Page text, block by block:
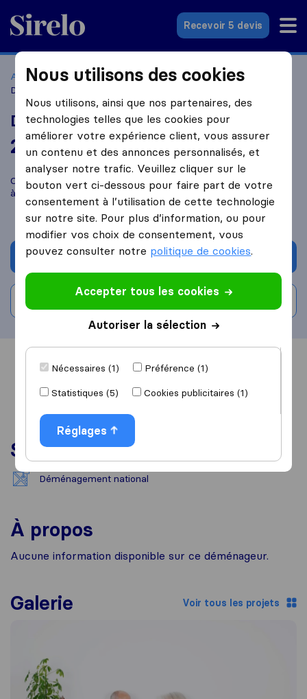
Sirelo.fr
Recevoir 5 devis
Accueil Déménageurs France
Déménageurs Tours
Déménageurs français
Déménageurs français
2,0 basé sur 1
avis Sirelo et Google
i
Comparez Déménageurs français avec d'autres déménageurs
à
Tours
Demander un devis
Rédiger un avis
Vue d'ensemble Avis
Services
Déménagement national
À propos
Aucune information disponible sur ce déménageur.
Galerie Voir tous les projets
Nous utilisons des cookies
Nous utilisons, ainsi que nos partenaires, des
technologies telles que les cookies pour
améliorer votre expérience client, vous assurer
un contenu et des annonces personnalisés, et
analyser notre trafic. Veuillez cliquer sur le
bouton vert ci-dessous pour faire part de votre
consentement à l’utilisation de cette technologie
sur notre site. Pour plus d’information, ou pour
modifier vos choix de consentement, vous
pouvez consulter notre politique de cookies.
Accepter tous les cookies
Autoriser la sélection
Nécessaires (1)
Préférence (1)
Statistiques (5)
Cookies publicitaires (1)
Réglages